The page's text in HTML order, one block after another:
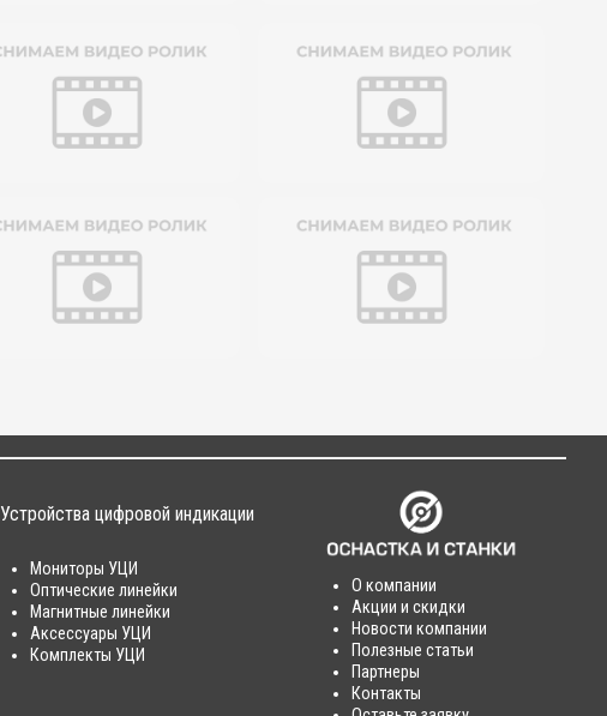
Устройства цифровой индикации
Мониторы УЦИ
Оптические линейки
Магнитные линейки
Аксессуары УЦИ
Комплекты УЦИ
О компании
Акции и скидки
Новости компании
Полезные статьи
Партнеры
Контакты